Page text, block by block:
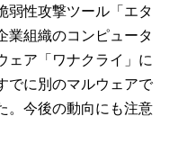
弱性攻撃ツール「エタ
業組織のコンピュータ
ェア「ワナクライ」に
でに別のマルウェアで
。今後の動向にも注意